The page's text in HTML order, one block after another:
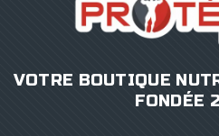
VOTRE BOUTIQUE
FONDÉE